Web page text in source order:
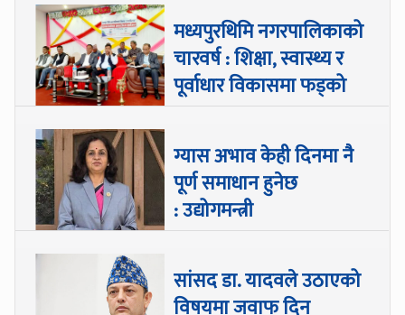
मध्यपुरथिमि नगरपालिकाको
चारवर्ष : शिक्षा, स्वास्थ्य र
पूर्वाधार विकासमा फड्को
ग्यास अभाव केही दिनमा नै
पूर्ण समाधान हुनेछ
: उद्योगमन्त्री
सांसद डा‍‍. यादवले उठाएको
विषयमा जवाफ दिन